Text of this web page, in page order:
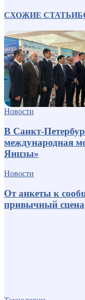
СХОЖИЕ СТАТЬИ
Новости
В Санкт-
международная
Янцзы»
Новости
От анкеты к
привычный